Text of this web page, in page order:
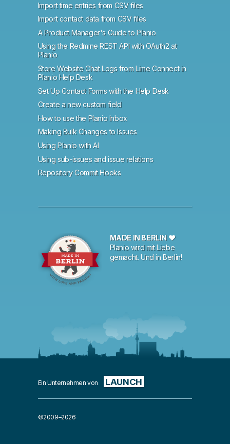
Import time entries from CSV files
Import contact data from CSV files
A Product Manager's Guide to Planio
Using the Redmine REST API with OAuth2 at
Planio
Store Website Chat Logs from Lime Connect in
Planio Help Desk
Set Up Contact Forms with the Help Desk
Create a new custom field
How to use the Planio Inbox
Making Bulk Changes to Issues
Using Planio with AI
Using sub-issues and issue relations
Repository Commit Hooks
MADE IN BERLIN ♥
Planio wird mit Liebe
gemacht. Und in Berlin!
Ein Unternehmen von LAUNCH
©2009–2026